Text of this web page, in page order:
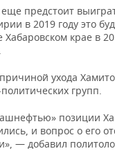
предстоит
в 2019 году это
крае в
ухода
групп.
позиции
и вопрос о его
— добавил